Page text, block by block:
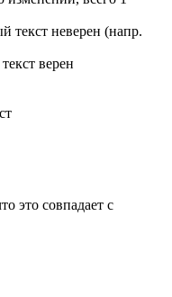
текст неверен (напр.
верен
это совпадает с